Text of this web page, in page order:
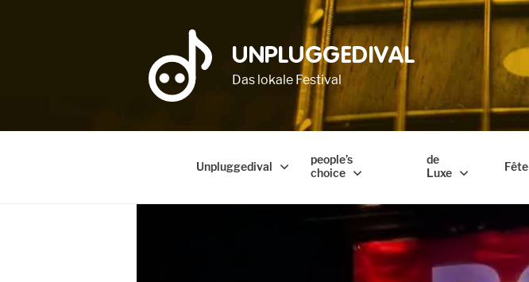
UNPLUGGEDIVAL
Das lokale Festival
Unpluggedival
people’s
choice
de
Luxe
Fête